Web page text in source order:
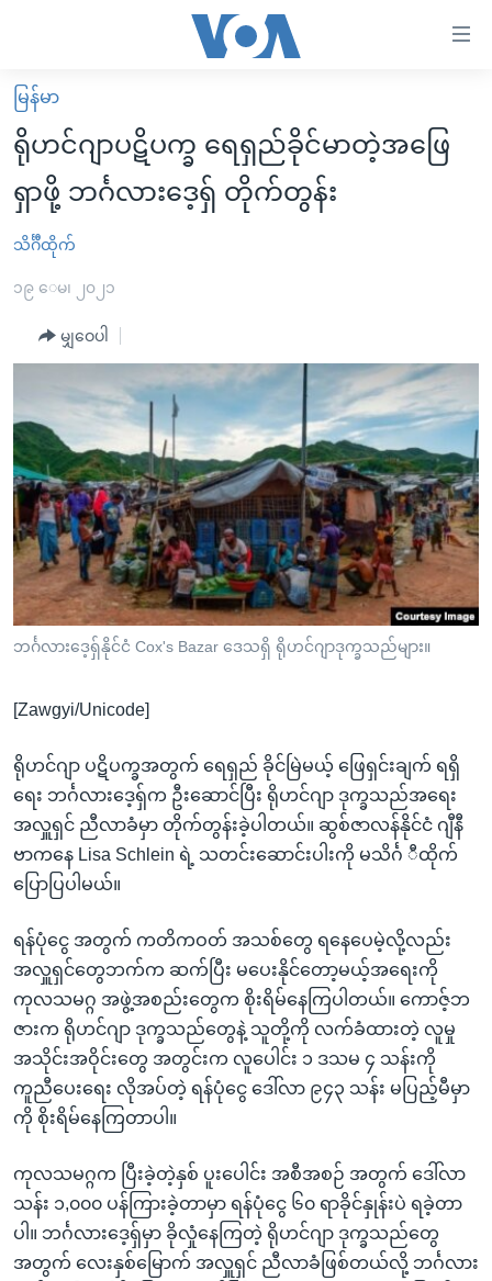
လွယ်ကူ
စေ
သည့်
Link
များ
ပင်မ
ရန်
ပင်မ
အ
ညွန်း
စာမျက်နှာ
သို့
ကျော်
ကြည့်
ရှာဖွေ
နေရာ
သို့
ကျော်
ရန်
မူလစာမျက်နှာ
မြန်မာ
ကမ္ဘာ့သတင်းများ
နိုင်ငံတကာ
အစ္စရေး-ပါလက်စတိုင်း
ဗွီဒီယို
အင်္ဂလိပ်စာလေ့လာမယ်
အမေရိကန်သုံးအီဒီယံ
မကြေးမုံရဲ့ အင်္ဂလိပ်စာ
ရုပ်ရှင်ထဲက အင်္ဂလိပ်စာ
သုတပဒေသာ အင်္ဂလိပ်စာ
အပတ်စဉ်ကဏ္ဍများ
ရေဒီယို
တီဗွီ
ရေဒီယိုနှင့်ရုပ်သံ အချက်အလက်များ
ရေဒီယို/တီဗွီအစီအစဉ်
Learning English
ဗွီအိုအေ လူမှုကွန်ယက်များ
မြန်မာ
ရိုဟင်ဂျာပဋိပက္ခ ရေရှည်ခိုင်မာတဲ့အဖြေ
ရှာဖို့ ဘင်္ဂလားဒေ့ရှ် တိုက်တွန်း
သိင်္ဂီထိုက်
၁၉ ေမ၊ ၂၀၂၁
မျှဝေပါ
ဘင်္ဂလားဒေ့ရှ်နိုင်ငံ Cox's Bazar ဒေသရှိ ရိုဟင်ဂျာဒုက္ခသည်များ။
[Zawgyi/Unicode]
ရိုဟင်ဂျာ ပဋိပက္ခအတွက် ရေရှည် ခိုင်မြဲမယ့် ဖြေရှင်းချက် ရရှိ
ရေး ဘင်္ဂလားဒေ့ရှ်က ဦးဆောင်ပြီး ရိုဟင်ဂျာ ဒုက္ခသည်အရေး
အလှူရှင် ညီလာခံမှာ တိုက်တွန်းခဲ့ပါတယ်။ ဆွစ်ဇာလန်နိုင်ငံ ဂျီနီ
ဗာကနေ Lisa Schlein ရဲ့ သတင်းဆောင်းပါးကို မသိင်္ဂ ီထိုက်
ပြောပြပါမယ်။
ရန်ပုံငွေ အတွက် ကတိကဝတ် အသစ်တွေ ရနေပေမဲ့လို့လည်း
အလှူရှင်တွေဘက်က ဆက်ပြီး မပေးနိုင်တော့မယ့်အရေးကို
ကုလသမဂ္ဂ အဖွဲ့အစည်းတွေက စိုးရိမ်နေကြပါတယ်။ ကောဇ့်ဘ
ဇားက ရိုဟင်ဂျာ ဒုက္ခသည်တွေနဲ့ သူတို့ကို လက်ခံထားတဲ့ လူမှု
အသိုင်းအဝိုင်းတွေ အတွင်းက လူပေါင်း ၁ ဒသမ ၄ သန်းကို
ကူညီပေးရေး လိုအပ်တဲ့ ရန်ပုံငွေ ဒေါ်လာ ၉၄၃ သန်း မပြည့်မီမှာ
ကို စိုးရိမ်နေကြတာပါ။
ကုလသမဂ္ဂက ပြီးခဲ့တဲ့နှစ် ပူးပေါင်း အစီအစဉ် အတွက် ဒေါ်လာ
သန်း ၁,၀၀၀ ပန်ကြားခဲ့တာမှာ ရန်ပုံငွေ ၆၀ ရာခိုင်နှုန်းပဲ ရခဲ့တာ
ပါ။ ဘင်္ဂလားဒေ့ရှ်မှာ ခိုလှုံနေကြတဲ့ ရိုဟင်ဂျာ ဒုက္ခသည်တွေ
အတွက် လေးနှစ်မြောက် အလှူရှင် ညီလာခံဖြစ်တယ်လို့ ဘင်္ဂလား